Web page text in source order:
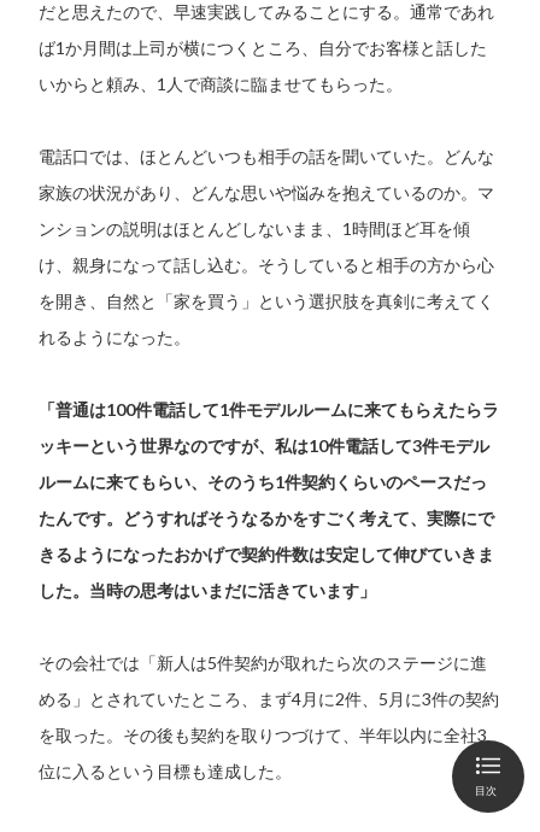
目次
だと思えたので、早速実践してみることにする。通常であれ
ば1か月間は上司が横につくところ、自分でお客様と話した
いからと頼み、1人で商談に臨ませてもらった。
電話口では、ほとんどいつも相手の話を聞いていた。どんな
家族の状況があり、どんな思いや悩みを抱えているのか。マ
ンションの説明はほとんどしないまま、1時間ほど耳を傾
け、親身になって話し込む。そうしていると相手の方から心
を開き、自然と「家を買う」という選択肢を真剣に考えてく
れるようになった。
「普通は100件電話して1件モデルルームに来てもらえたらラ
ッキーという世界なのですが、私は10件電話して3件モデル
ルームに来てもらい、そのうち1件契約くらいのペースだっ
たんです。どうすればそうなるかをすごく考えて、実際にで
きるようになったおかげで契約件数は安定して伸びていきま
した。当時の思考はいまだに活きています」
その会社では「新人は5件契約が取れたら次のステージに進
める」とされていたところ、まず4月に2件、5月に3件の契約
を取った。その後も契約を取りつづけて、半年以内に全社3
位に入るという目標も達成した。